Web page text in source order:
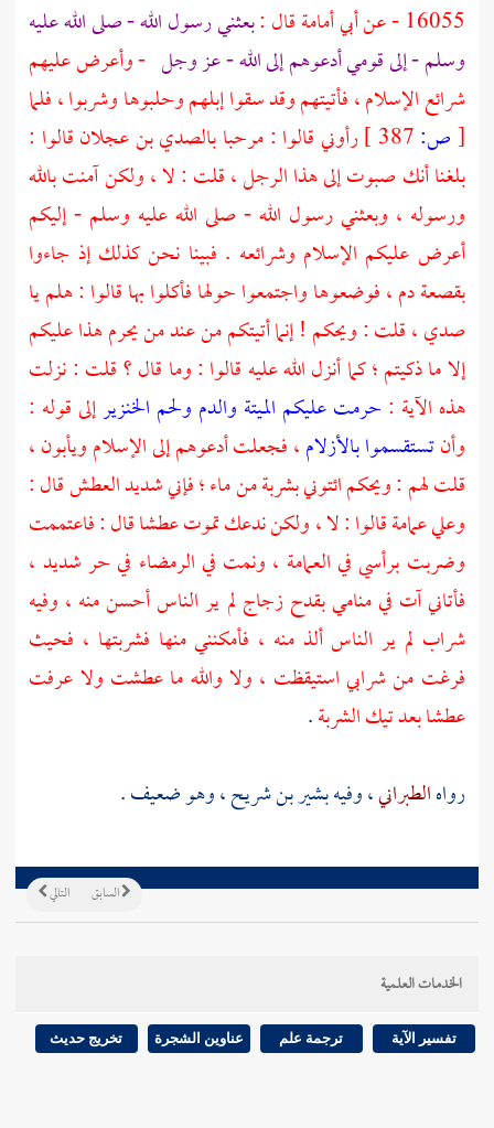
16055 - عن
أبي أمامةقال :بعثني رسول الله - صلى الله عليه
وسلم - إلى قومي أدعوهم إلى الله - عز وجل - وأعرض عليهم
شرائع الإسلام ، فأتيتهم وقد سقوا إبلهم وحلبوها وشربوا ، فلما
[ص: رأوني قالوا : مرحبابالصدي بن عجلانقالوا :
بلغنا أنك صبوت إلى هذا الرجل ، قلت : لا ، ولكن آمنت بالله
ورسوله ، وبعثني رسول الله - صلى الله عليه وسلم - إليكم
أعرض عليكم الإسلام وشرائعه . فبينا نحن كذلك إذ جاءوا
بقصعة دم ، فوضعوها واجتمعوا حولها فأكلوا بها قالوا : هلم يا
صدي، قلت : ويحكم ! إنما أتيتكم من عند من يحرم هذا عليكم
إلا ما ذكيتم ؛ كما أنزل الله عليه قالوا : وما قال ؟ قلت : نزلت
هذه الآية : حرمت عليكم الميتة والدم ولحم الخنزيرإلى قوله :
وأنتستقسموا بالأزلام، فجعلت أدعوهم إلى الإسلام ويأبون ،
قلت لهم : ويحكم ائتوني بشربة من ماء ؛ فإني شديد العطش قال :
وعلي عمامة قالوا : لا ، ولكن ندعك تموت عطشا قال : فاعتممت
وضربت برأسي في العمامة ، ونمت في الرمضاء في حر شديد ،
فأتاني آت في منامي بقدح زجاج لم ير الناس أحسن منه ، وفيه
شراب لم ير الناس ألذ منه ، فأمكنني منها فشربتها ، فحيث
فرغت من شرابي استيقظت ، ولا والله ما عطشت ولا عرفت
عطشا بعد تيك الشربة.
رواهالطبراني، وفيهبشير بن شريح، وهو ضعيف .
التالي السابق
الخدمات العلمية
تفسير الآية ترجمة علم عناوين الشجرة تخريج حديث